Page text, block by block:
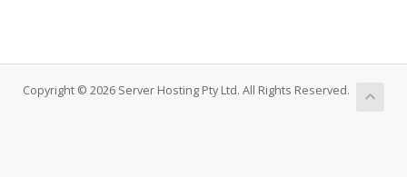
Copyright © 2026 Server Hosting Pty Ltd. All Rights Reserved.